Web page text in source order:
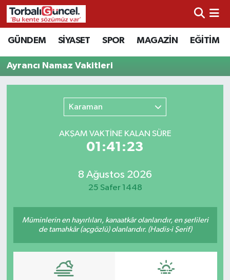
GÜNDEM SİYASET SPOR MAGAZİN EĞİTİM
Ayrancı Namaz Vakitleri
Karaman
AKŞAM VAKTİNE KALAN SÜRE
01:41:23
8 Ağustos 2026
25 Safer 1448
Müminlerin en hayırlıları, kanaatkâr olanlarıdır, en şerlileri
de tamahkâr (açgözlü) olanlarıdır. (Hadis-i Şerif)
İzmir Nöbetçi Eczaneler
İzmir Hava Durumu
İzmir Trafik Yoğunluk Haritası
Süper Lig Puan Durumu ve Fikstür
Tüm Manşetler
Haber Arşivi